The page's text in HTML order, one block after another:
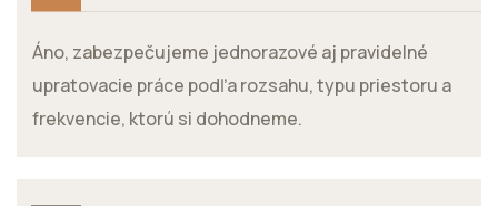
Áno, zabezpečujeme jednorazové aj pravidelné
upratovacie práce podľa rozsahu, typu priestoru a
frekvencie, ktorú si dohodneme.